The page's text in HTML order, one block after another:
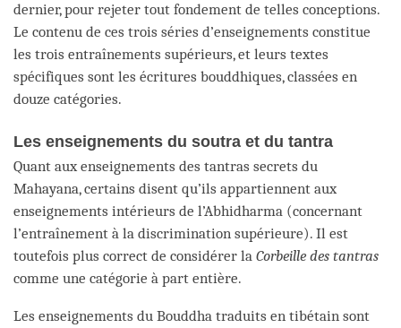
dernier, pour rejeter tout fondement de telles conceptions.
Le contenu de ces trois séries d’enseignements constitue
les trois entraînements supérieurs, et leurs textes
spécifiques sont les écritures bouddhiques, classées en
douze catégories.
Les enseignements du soutra et du tantra
Quant aux enseignements des tantras secrets du
Mahayana, certains disent qu’ils appartiennent aux
enseignements intérieurs de l’Abhidharma (concernant
l’entraînement à la discrimination supérieure). Il est
toutefois plus correct de considérer la Corbeille des tantras
comme une catégorie à part entière.
Les enseignements du Bouddha traduits en tibétain sont